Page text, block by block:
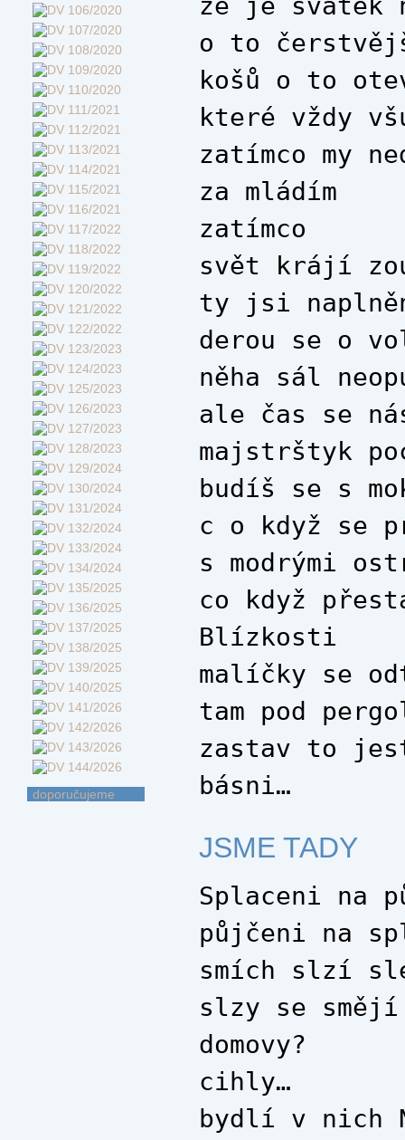
doporučujeme
o to
košů o to
které vždy
zatímco my
za mládím
zatímco
svět krájí
ty jsi
derou se o
něha sál
ale čas se
majstrštyk
budíš se s
c o když se
s modrými
co když
Blízkosti
malíčky se
tam pod
zastav to
básni…
JSME TADY
Splaceni na
půjčeni na
smích slzí
slzy se smějí
domovy?
cihly…
bydlí v nich